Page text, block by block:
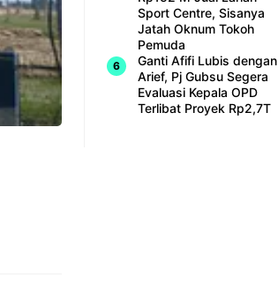
Sport Centre, Sisanya
Jatah Oknum Tokoh
Pemuda
Ganti Afifi Lubis dengan
Arief, Pj Gubsu Segera
Evaluasi Kepala OPD
Terlibat Proyek Rp2,7T